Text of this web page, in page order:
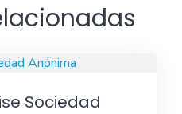
Sociedad